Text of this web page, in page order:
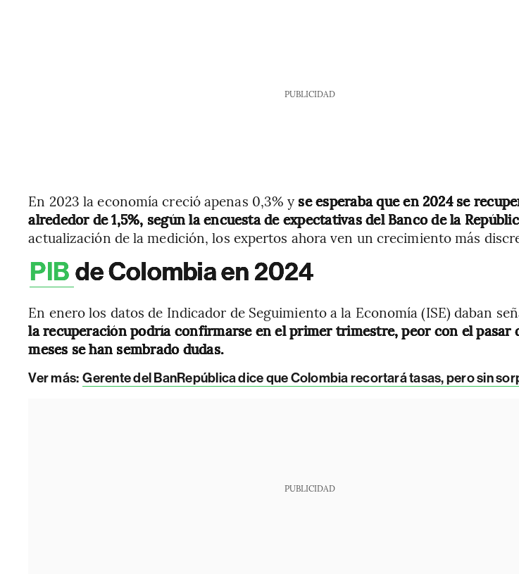
PUBLICIDAD
En 2023 la economía creció apenas 0,3% y se esperaba que en 2024 se
alrededor de 1,5%, según la encuesta de expectativas del Banco de la
actualización de la medición, los expertos ahora ven un crecimiento más
PIB de Colombia en 2024
En enero los datos de Indicador de Seguimiento a la Economía (ISE) daban
la recuperación podría confirmarse en el primer trimestre, peor con el pasar
meses se han sembrado dudas.
Ver más: Gerente del BanRepública dice que Colombia recortará tasas, pero sin
PUBLICIDAD